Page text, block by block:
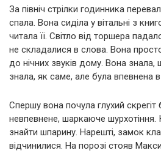
За північ стрілки годинника
спала. Вона сиділа у вітальні з
читала її. Світло від торшера
не складалися в слова. Вона
до нічних звуків дому. Вона
знала, як саме, але була впевнена в
Спершу вона почула глухий скрегіт
невпевнене, шаркаюче шурхотіння.
знайти шпарину. Нарешті, замок
відчинилися. На порозі стояв